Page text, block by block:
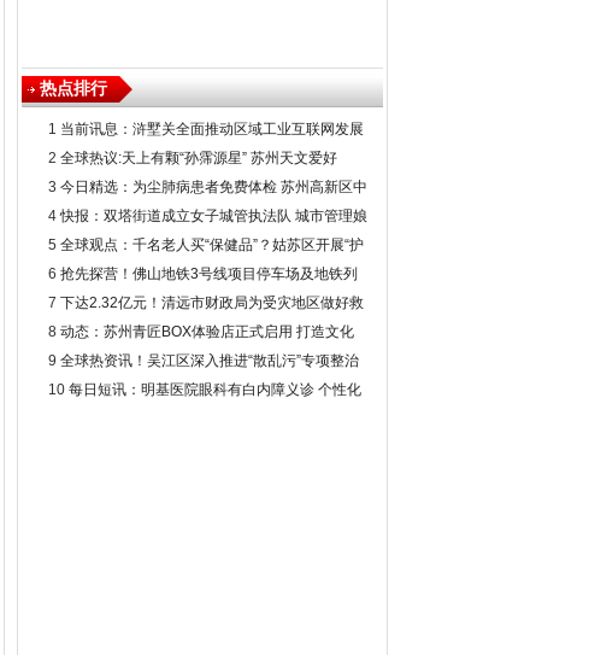
热点排行
1 当前讯息：浒墅关全面推动区域工业互联网发展
新增10家星级上云企业
2 全球热议:天上有颗“孙霈源星” 苏州天文爱好
者“追星”十余载终梦圆
3 今日精选：为尘肺病患者免费体检 苏州高新区中
医医院往返接送做好保障
4快报：双塔街道成立女子城管执法队 城市管理娘
子军“上路”
5 全球观点：千名老人买“保健品”？姑苏区开展“护
老行动”专项整治
6 抢先探营！佛山地铁3号线项目停车场及地铁列
车首次亮相
7 下达2.32亿元！清远市财政局为受灾地区做好救
灾复产提供坚实的资金保障
8 动态：苏州青匠BOX体验店正式启用 打造文化
体验空间助力青年成长
9 全球热资讯！吴江区深入推进“散乱污”专项整治
瞄准废品回收点小作坊
10 每日短讯：明基医院眼科有白内障义诊 个性化